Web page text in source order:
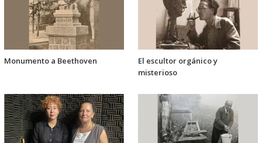
Monumento a Beethoven
El escultor orgánico y
misterioso